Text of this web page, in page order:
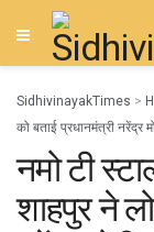
SidhivinayakTimes >
को बताई प्रधानमंत्री नरेंद्र
नमो टी
शाहपुर ने